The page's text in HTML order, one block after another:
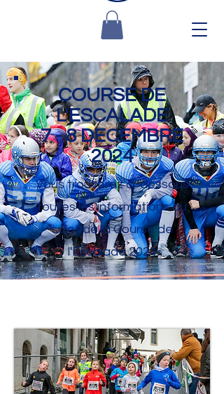
COURSE DE
L'ESCALADE
7 - 8 DECEMBRE
2024
Vous trouverez ci-dessous
toutes les informations au
sujet de la Course de
l'Escalade 2024